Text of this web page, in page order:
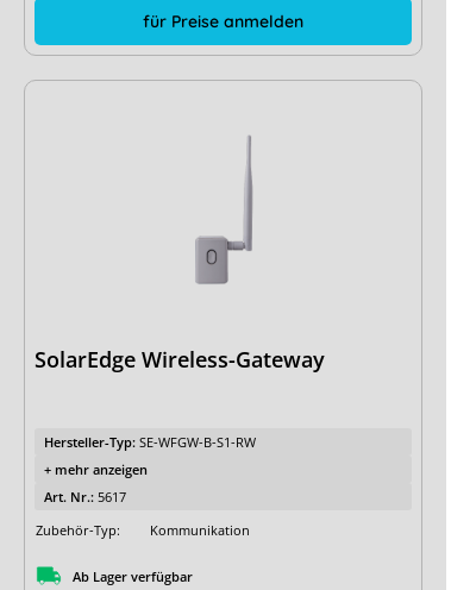
für Preise anmelden
SolarEdge Wireless-Gateway
Hersteller-Typ: SE-WFGW-B-S1-RW
+ mehr anzeigen
Art. Nr.: 5617
Zubehör-Typ:
Kommunikation
Ab Lager verfügbar